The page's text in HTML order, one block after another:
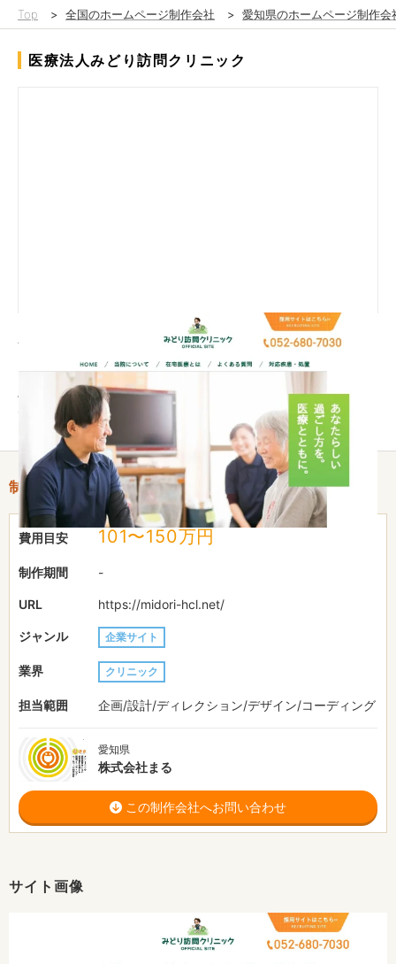
Top > 全国のホームページ制作会社 > 愛知県のホームページ制作会
医療法人みどり訪問クリニック
在宅医療専門のクリニックのホームページ制作をしたいというこ
とでご依頼をいただきました。患者さんが疑問に感じられること
もわかりやすくまとまっているサイトです。医院の方針や想いも
伝わるので入職希望の方も年々増加しているとのお声もいただい
ております。
サイト画像
制作情報
費用目安 101〜150万円
制作期間 -
URL https://midori-hcl.net/
ジャンル 企業サイト
業界 クリニック
担当範囲 企画/設計/ディレクション/デザイン/コーディング
愛知県
株式会社まる
この制作会社へお問い合わせ